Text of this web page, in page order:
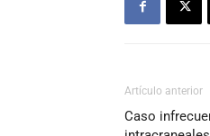
Artículo anterior
Caso